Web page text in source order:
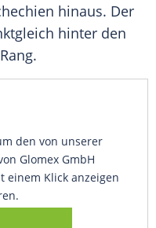
hinaus. Der
hinter den
den von unserer
Glomex GmbH
einem Klick anzeigen